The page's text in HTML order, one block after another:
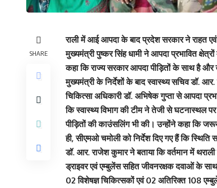
SHARE
राली में आई आपदा के बाद प्रदेश सरकार ने राहत
मुख्यमंत्री पुष्कर सिंह धामी ने आपदा प्रभावित
कहा कि राज्य सरकार आपदा पीड़ितों के साथ है और
मुख्यमंत्री के निर्देशों के बाद स्वास्थ्य सचिव डॉ.
चिकित्सा अधिकारी डॉ. अभिषेक गुप्ता से आपदा
कि स्वास्थ्य विभाग की टीम ने तेजी से घटनास्थल
पीड़ितों की काउंसलिंग भी की। उन्होंने कहा कि
ही, सीएमओ चमोली को निर्देश दिए गए हैं कि स्थिति
डॉ. आर. राजेश कुमार ने बताया कि वर्तमान में
ड्राइवर एवं एम्बुलेंस सहित जीवनरक्षक दवाओं के
02 विशेषज्ञ चिकित्सकों एवं 02 अतिरिक्त 108